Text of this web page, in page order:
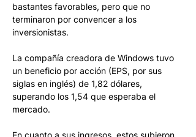
bastantes favorables, pero que no
terminaron por convencer a los
inversionistas.
La compañía creadora de Windows tuvo
un beneficio por acción (EPS, por sus
siglas en inglés) de 1,82 dólares,
superando los 1,54 que esperaba el
mercado.
En cuanto a sus ingresos, estos subieron